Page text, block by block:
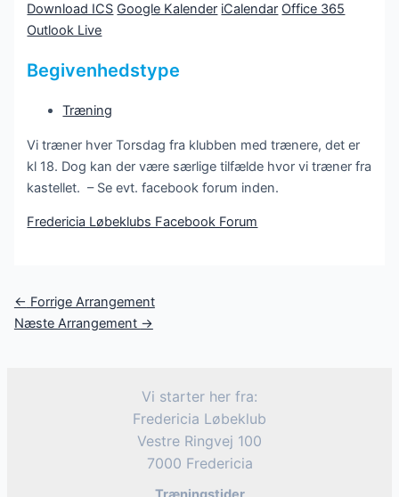
Download ICS Google Kalender iCalendar Office 365
Outlook Live
Begivenhedstype
Træning
Vi træner hver Torsdag fra klubben med trænere, det er
kl 18. Dog kan der være særlige tilfælde hvor vi træner fra
kastellet. – Se evt. facebook forum inden.
Fredericia Løbeklubs Facebook Forum
Post
navigation
← Forrige Arrangement
Næste Arrangement →
Vi starter her fra:
Fredericia Løbeklub
Vestre Ringvej 100
7000 Fredericia